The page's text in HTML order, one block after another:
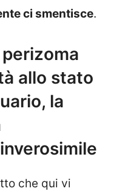
ci smentisce.
allo stato
la
che qui vi